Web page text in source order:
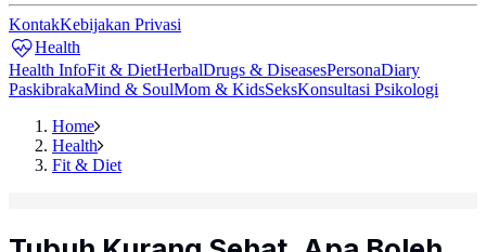
KontakKebijakan Privasi
Health
Health InfoFit & DietHerbalDrugs & DiseasesPersonaDiary
PaskibrakaMind & SoulMom & KidsSeksKonsultasi Psikologi
Home
Health
Fit & Diet